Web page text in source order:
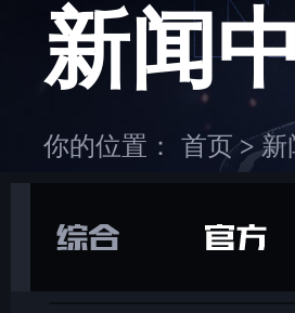
1
在游戏库中找到并 下载
新闻
你的位置： 首页>新